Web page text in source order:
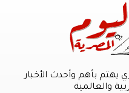
يهتم بأهم وأحدث الأخبار
والعالمية